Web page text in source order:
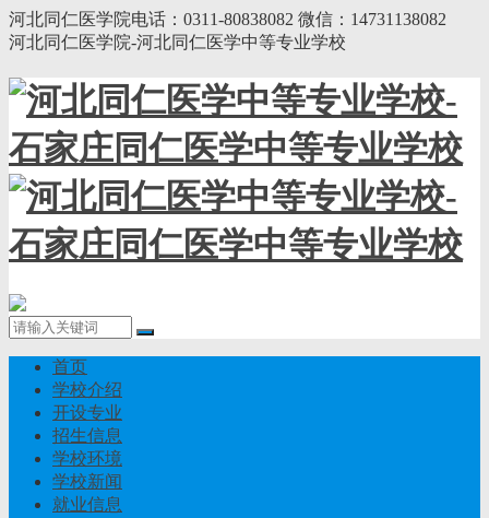
河北同仁医学院电话：0311-80838082 微信：14731138082
河北同仁医学院-河北同仁医学中等专业学校
首页
学校介绍
开设专业
招生信息
学校环境
学校新闻
就业信息